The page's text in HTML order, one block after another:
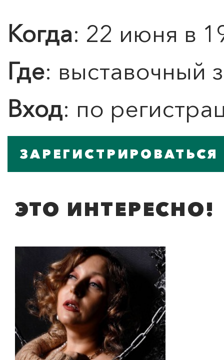
Когда: 22 июня в
Где: выставочный
Вход: по
ЗАРЕГИСТРИРОВАТЬСЯ
ЭТО ИНТЕРЕСНО!
Подробнее